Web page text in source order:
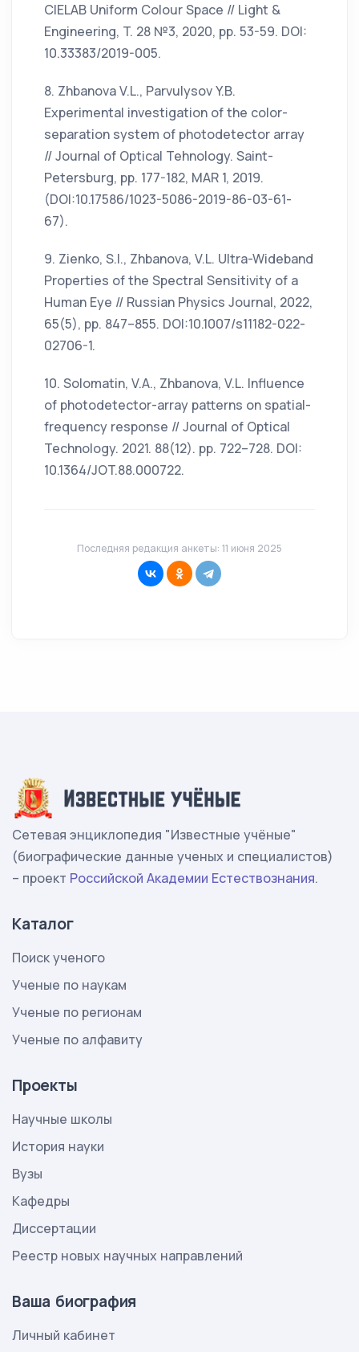
CIELAB Uniform Colour Space // Light &
Engineering, T. 28 №3, 2020, pp. 53-59. DOI:
10.33383/2019-005.
8. Zhbanova V.L., Parvulysov Y.B.
Еxperimental investigation of the color-
separation system of photodetector array
// Journal of Optical Tehnology. Saint-
Petersburg, pp. 177-182, MAR 1, 2019.
(DOI:10.17586/1023-5086-2019-86-03-61-
67).
9. Zienko, S.I., Zhbanova, V.L. Ultra-Wideband
Properties of the Spectral Sensitivity of a
Human Eye // Russian Physics Journal, 2022,
65(5), pp. 847–855. DOI:10.1007/s11182-022-
02706-1.
10. Solomatin, V.A., Zhbanova, V.L. Influence
of photodetector-array patterns on spatial-
frequency response // Journal of Optical
Technology. 2021. 88(12). pp. 722–728. DOI:
10.1364/JOT.88.000722.
Последняя редакция анкеты: 11 июня 2025
Сетевая энциклопедия "Известные учёные"
(биографические данные ученых и специалистов)
– проект Российской Академии Естествознания.
Каталог
Поиск ученого
Ученые по наукам
Ученые по регионам
Ученые по алфавиту
Проекты
Научные школы
История науки
Вузы
Кафедры
Диссертации
Реестр новых научных направлений
Ваша биография
Личный кабинет